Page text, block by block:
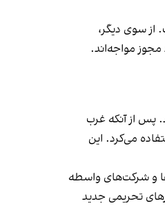
از سوی دیگر،
مواجه‌اند.
پس از آنکه غرب
می‌کرد. این
و شرکت‌های واسطه
تحریمی جدید